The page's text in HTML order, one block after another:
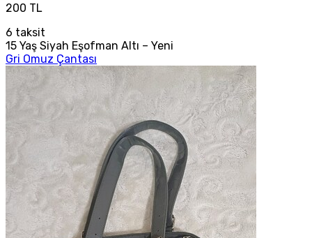
200 TL
6 taksit
15 Yaş Siyah Eşofman Altı – Yeni
Gri Omuz Çantası